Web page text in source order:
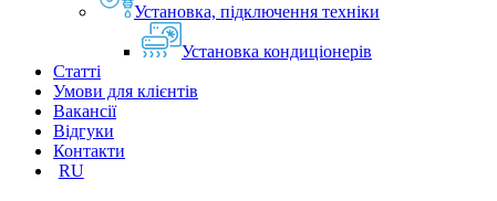
Установка, підключення техніки
Установка кондиціонерів
Статті
Умови для клієнтів
Вакансії
Відгуки
Контакти
RU